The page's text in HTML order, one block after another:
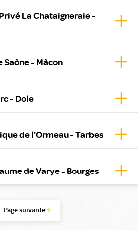
La Chataigneraie -
- Mâcon
- Dole
de l'Ormeau - Tarbes
de Varye - Bourges
Page suivante